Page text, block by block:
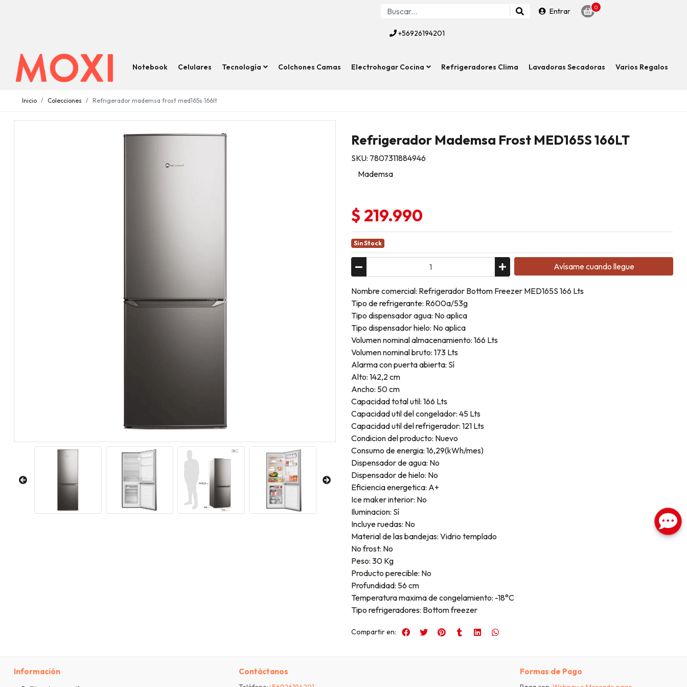
Entrar 0
+56926194201
Notebook Celulares Tecnología Colchones Camas Electrohogar Cocina Refrigeradores Clima Lavadoras Secadoras Varios Regalos
Inicio Colecciones Refrigerador mademsa frost med165s 166lt
Refrigerador Mademsa Frost MED165S 166LT
SKU: 7807311884946
Mademsa
$ 219.990
Sin Stock
Avísame cuando llegue
Nombre comercial: Refrigerador Bottom Freezer MED165S 166 Lts
Tipo de refrigerante: R600a/53g
Tipo dispensador agua: No aplica
Tipo dispensador hielo: No aplica
Volumen nominal almacenamiento: 166 Lts
Volumen nominal bruto: 173 Lts
Alarma con puerta abierta: Sí
Alto: 142,2 cm
Ancho: 50 cm
Capacidad total util: 166 Lts
Capacidad util del congelador: 45 Lts
Capacidad util del refrigerador: 121 Lts
Condicion del producto: Nuevo
Consumo de energia: 16,29(kWh/mes)
Dispensador de agua: No
Dispensador de hielo: No
Eficiencia energetica: A+
Ice maker interior: No
Iluminacion: Sí
Incluye ruedas: No
Material de las bandejas: Vidrio templado
No frost: No
Peso: 30 Kg
Producto perecible: No
Profundidad: 56 cm
Temperatura maxima de congelamiento: -18°C
Tipo refrigeradores: Bottom freezer
Compartir en:
Información Contáctanos Formas de Pago